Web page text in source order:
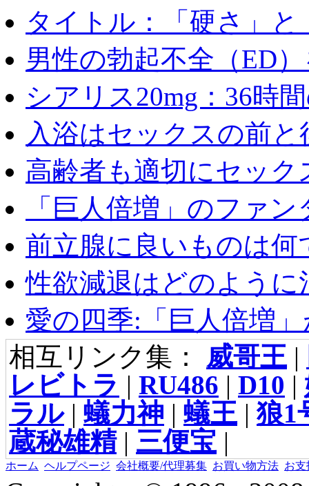
タイトル：「硬さ」と
男性の勃起不全（ED
シアリス20mg：36時
入浴はセックスの前
高齢者も適切にセック
「巨人倍増」のファ
前立腺に良いものは何
性欲減退はどのように
愛の四季:「巨人倍増
相互リンク集： 威哥王 |
レビトラ | RU486 | D10 |
ラル| 蟻力神 | 蟻王 |狼1
蔵秘雄精| 三便宝 |
ホーム ヘルプページ 会社概要/代理募集 お買い物方法 お支